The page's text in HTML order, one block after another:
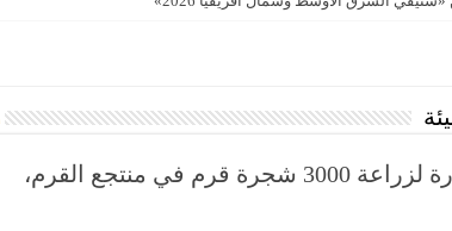
جمعية أصدقاء البيئة تطلق مبادرة لزراعة 3000 شجرة قرم في منتجع القرم،